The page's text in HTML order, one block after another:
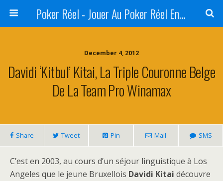
Poker Réel - Jouer Au Poker Réel En Ligne - Sites De Jeux Réels
December 4, 2012
Davidi ‘Kitbul’ Kitai, La Triple Couronne Belge
De La Team Pro Winamax
Share Tweet Pin Mail SMS
C’est en 2003, au cours d’un séjour linguistique à Los
Angeles que le jeune Bruxellois Davidi Kitai découvre